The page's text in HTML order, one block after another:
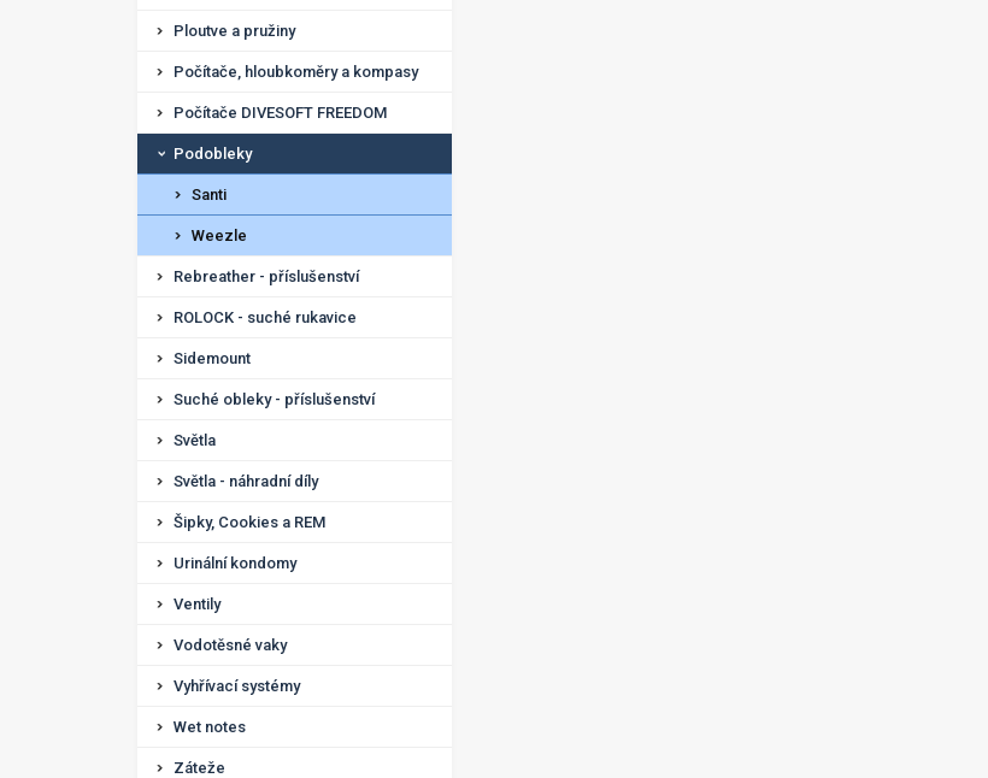
Ploutve a pružiny
Počítače, hloubkoměry a kompasy
Počítače DIVESOFT FREEDOM
Podobleky
Santi
Weezle
Rebreather - příslušenství
ROLOCK - suché rukavice
Sidemount
Suché obleky - příslušenství
Světla
Světla - náhradní díly
Šipky, Cookies a REM
Urinální kondomy
Ventily
Vodotěsné vaky
Vyhřívací systémy
Wet notes
Záteže